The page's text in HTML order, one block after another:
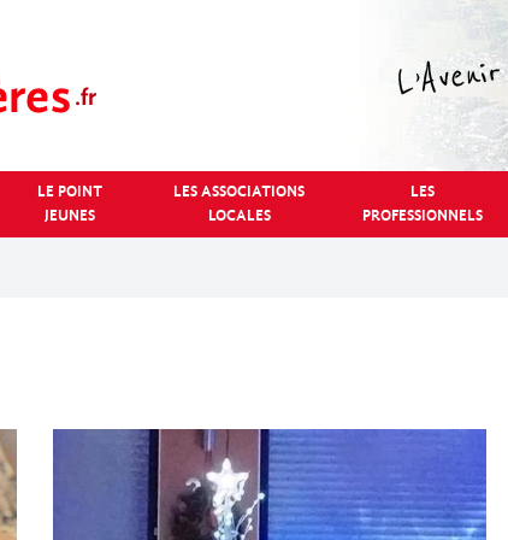
LE POINT
JEUNES
LES ASSOCIATIONS
LOCALES
LES
PROFESSIONNELS